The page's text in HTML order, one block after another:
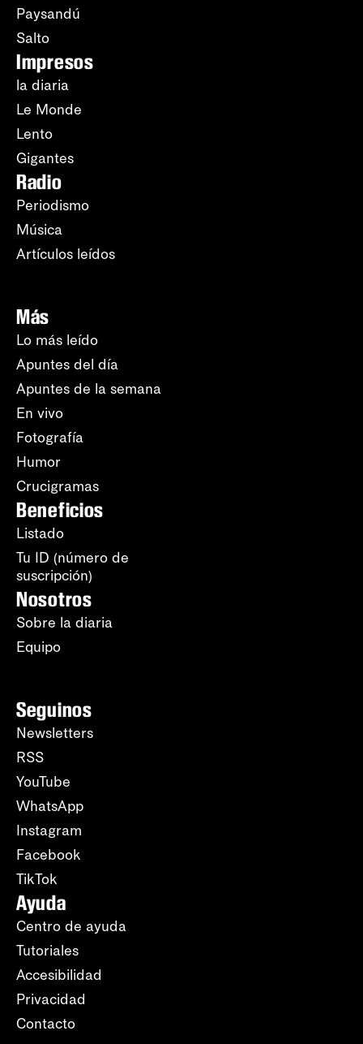
Paysandú
Salto
Impresos
la diaria
Le Monde
Lento
Gigantes
Radio
Periodismo
Música
Artículos leídos
Más
Lo más leído
Apuntes del día
Apuntes de la semana
En vivo
Fotografía
Humor
Crucigramas
Beneficios
Listado
Tu ID (número de
suscripción)
Nosotros
Sobre la diaria
Equipo
Seguinos
Newsletters
RSS
YouTube
WhatsApp
Instagram
Facebook
TikTok
Ayuda
Centro de ayuda
Tutoriales
Accesibilidad
Privacidad
Contacto